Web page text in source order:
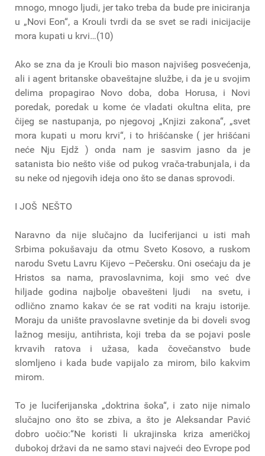
mnogo, mnogo ljudi, jer tako treba da bude pre iniciranja
u „Novi Eon“, a Krouli tvrdi da se svet se radi inicijacije
mora kupati u krvi…(10)
Ako se zna da je Krouli bio mason najvišeg posvećenja,
ali i agent britanske obaveštajne službe, i da je u svojim
delima propagirao Novo doba, doba Horusa, i Novi
poredak, poredak u kome će vladati okultna elita, pre
čijeg se nastupanja, po njegovoj „Knjizi zakona“, „svet
mora kupati u moru krvi“, i to hrišćanske ( jer hrišćani
neće Nju Ejdž ) onda nam je sasvim jasno da je
satanista bio nešto više od pukog vrača-trabunjala, i da
su neke od njegovih ideja ono što se danas sprovodi.
I JOŠ NEŠTO
Naravno da nije slučajno da luciferijanci u isti mah
Srbima pokušavaju da otmu Sveto Kosovo, a ruskom
narodu Svetu Lavru Kijevo –Pečersku. Oni osećaju da je
Hristos sa nama, pravoslavnima, koji smo već dve
hiljade godina najbolje obavešteni ljudi na svetu, i
odlično znamo kakav će se rat voditi na kraju istorije.
Moraju da unište pravoslavne svetinje da bi doveli svog
lažnog mesiju, antihrista, koji treba da se pojavi posle
krvavih ratova i užasa, kada čovečanstvo bude
slomljeno i kada bude vapijalo za mirom, bilo kakvim
mirom.
To je luciferijanska „doktrina šoka“, i zato nije nimalo
slučajno ono što se zbiva, a što je Aleksandar Pavić
dobro uočio:“Ne koristi li ukrajinska kriza američkoj
dubokoj državi da ne samo stavi najveći deo Evrope pod